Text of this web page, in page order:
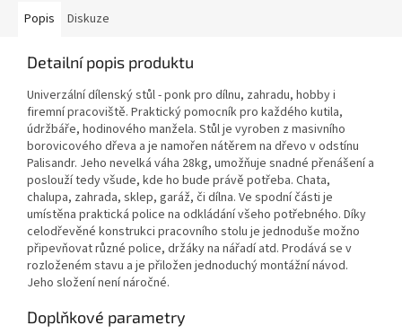
Popis Diskuze
Detailní popis produktu
Univerzální dílenský stůl - ponk pro dílnu, zahradu, hobby i
firemní pracoviště. Praktický pomocník pro každého kutila,
údržbáře, hodinového manžela. Stůl je vyroben z masivního
borovicového dřeva a je namořen nátěrem na dřevo v odstínu
Palisandr. Jeho nevelká váha 28kg, umožňuje snadné přenášení a
poslouží tedy všude, kde ho bude právě potřeba. Chata,
chalupa, zahrada, sklep, garáž, či dílna. Ve spodní části je
umístěna praktická police na odkládání všeho potřebného. Díky
celodřevěné konstrukci pracovního stolu je jednoduše možno
připevňovat různé police, držáky na nářadí atd. Prodává se v
rozloženém stavu a je přiložen jednoduchý montážní návod.
Jeho složení není náročné.
Doplňkové parametry